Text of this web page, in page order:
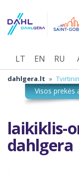
LT EN RU
dahlgera.lt »
laikiklis-
dahlgera